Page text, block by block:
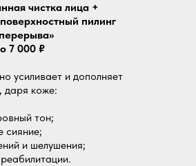
чистка лица +
пилинг
7 000 ₽
усиливает и дополняет
даря коже:
тон;
сияние;
и шелушения;